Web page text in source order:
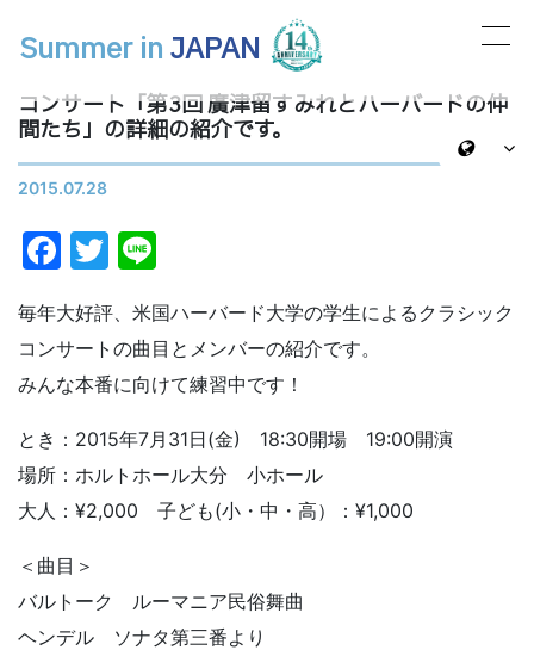
メインナビゲーション
Summer inJAPAN
コンサート「第3回 廣津留すみれとハーバードの仲
間たち」の詳細の紹介です。
2015.07.28
Facebook
Twitter
毎年大好評、米国ハーバード大学の学生によるクラシック
コンサートの曲目とメンバーの紹介です。
みんな本番に向けて練習中です！
とき：2015年7月31日(金) 18:30開場 19:00開演
場所：ホルトホール大分 小ホール
大人：¥2,000 子ども(小・中・高）：¥1,000
＜曲目＞
バルトーク ルーマニア民俗舞曲
ヘンデル ソナタ第三番より